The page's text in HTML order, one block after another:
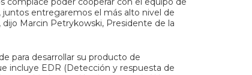
entregaremos el más alto nivel de
Marcin Petrykowski, Presidente de la
para desarrollar su producto de
incluye EDR (Detección y respuesta de